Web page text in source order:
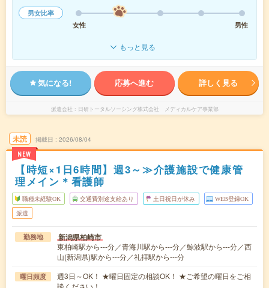
男女比率
女性
男性
もっと見る
気になる! 応募へ進む 詳しく見る
派遣会社 日研トータルソーシング株式会社 メディカルケア事業部
未読
NEW
掲載日 2026/08/04
【時短×1日6時間】週3～≫介護施設で健康管
理メイン＊看護師
職種未経験OK 交通費別途支給あり 土日祝日が休み WEB登録OK
派遣
勤務地 新潟県柏崎市
東柏崎駅から---分／青海川駅から---分／鯨波駅から---分／西
山(新潟県)駅から---分／礼拝駅から---分
曜日頻度
週3日～OK！ ★曜日固定の相談OK！ ★ご希望の曜日をご相